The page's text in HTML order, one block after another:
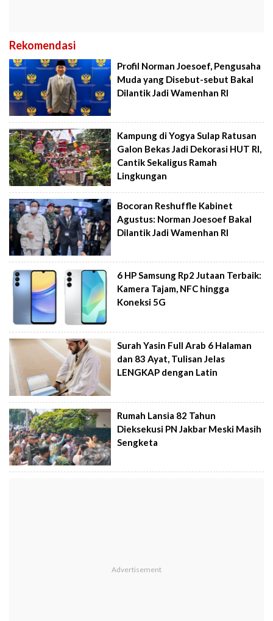
Rekomendasi
Profil Norman Joesoef, Pengusaha
Muda yang Disebut-sebut Bakal
Dilantik Jadi Wamenhan RI
Kampung di Yogya Sulap Ratusan
Galon Bekas Jadi Dekorasi HUT RI,
Cantik Sekaligus Ramah
Lingkungan
Bocoran Reshuffle Kabinet
Agustus: Norman Joesoef Bakal
Dilantik Jadi Wamenhan RI
6 HP Samsung Rp2 Jutaan Terbaik:
Kamera Tajam, NFC hingga
Koneksi 5G
Surah Yasin Full Arab 6 Halaman
dan 83 Ayat, Tulisan Jelas
LENGKAP dengan Latin
Rumah Lansia 82 Tahun
Dieksekusi PN Jakbar Meski Masih
Sengketa